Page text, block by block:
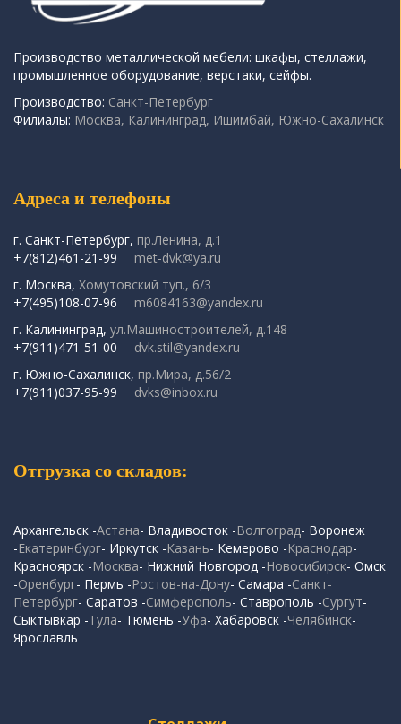
Производство металлической мебели: шкафы, стеллажи,
промышленное оборудование, верстаки, сейфы.
Производство: Санкт-Петербург
Филиалы: Москва, Калининград, Ишимбай, Южно-Сахалинск
Адреса и телефоны
г. Санкт-Петербург, пр.Ленина, д.1
+7(812)461-21-99
met-dvk@ya.ru
г. Москва, Хомутовский туп., 6/3
+7(495)108-07-96
m6084163@yandex.ru
г. Калининград, ул.Машиностроителей, д.148
+7(911)471-51-00
dvk.stil@yandex.ru
г. Южно-Сахалинск, пр.Мира, д.56/2
+7(911)037-95-99
dvks@inbox.ru
Отгрузка со складов:
Архангельск -Астана- Владивосток -Волгоград- Воронеж
-Екатеринбург- Иркутск -Казань- Кемерово -Краснодар-
Красноярск -Москва- Нижний Новгород -Новосибирск- Омск
-Оренбург- Пермь -Ростов-на-Дону- Самара -Санкт-
Петербург- Саратов -Симферополь- Ставрополь -Сургут-
Сыктывкар -Тула- Тюмень -Уфа- Хабаровск -Челябинск-
Ярославль